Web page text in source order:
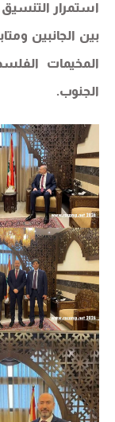
استمرار التنسيق
بين الجانبين
المخيمات
الجنوب.